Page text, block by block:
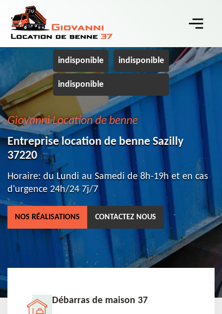
indisponible indisponible
indisponible
Giovanni Location de benne
Entreprise location de benne Sazilly
37220
Horaire: du Lundi au Samedi de 8h-19h et en cas
d'urgence 24h/24 7j/7
NOS RÉALISATIONS CONTACTEZ NOUS
Débarras de maison 37